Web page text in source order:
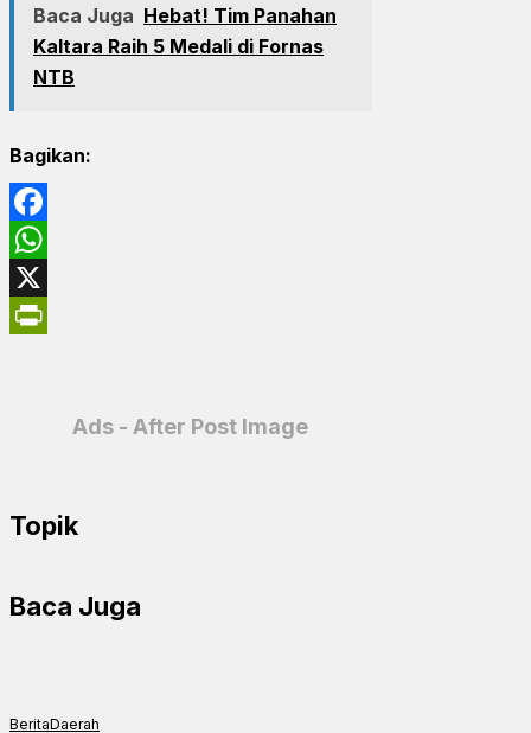
Baca Juga Hebat! Tim Panahan
Kaltara Raih 5 Medali di Fornas
NTB
Bagikan:
Facebook
WhatsApp
X
Ads - After Post Image
Topik
Baca Juga
BeritaDaerah